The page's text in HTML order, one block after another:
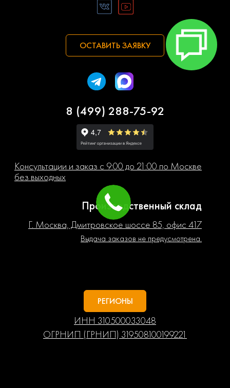
ОСТАВИТЬ ЗАЯВКУ
8 (499) 288-75-92
Консультации и заказ с 9:00 до 21:00 по Москве
без выходных
Производственный склад
Г. Москва, Дмитровское шоссе 85, офис 417
Выдача заказов не предусмотрена.
РЕГИОНЫ
ИНН 310500033048
ОГРНИП (ГРНИП) 319508100199221